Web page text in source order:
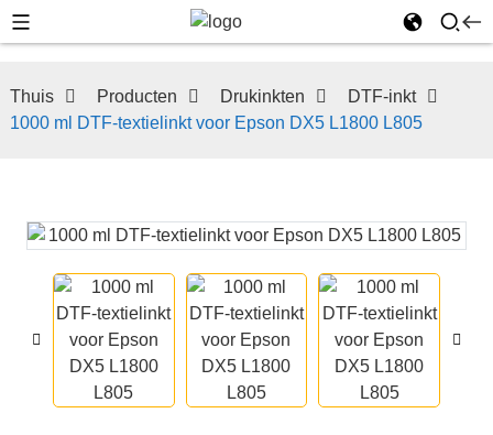
Thuis Producten Drukinkten
DTF-inkt
1000 ml DTF-textielinkt voor Epson DX5 L1800 L805